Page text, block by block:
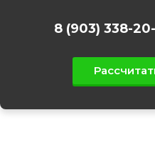
8 (903) 338-